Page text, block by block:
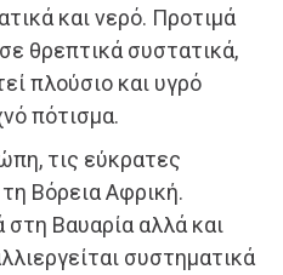
και νερό. Προτιμά
θρεπτικά συστατικά,
πλούσιο και υγρό
πότισμα.
τις εύκρατες
Βόρεια Αφρική.
στη Βαυαρία αλλά και
συστηματικά